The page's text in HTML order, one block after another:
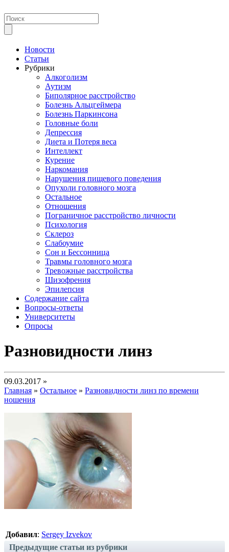
Новости
Статьи
Рубрики
Алкоголизм
Аутизм
Биполярное расстройство
Болезнь Альцгеймера
Болезнь Паркинсона
Головные боли
Депрессия
Диета и Потеря веса
Интеллект
Курение
Наркомания
Нарушения пищевого поведения
Опухоли головного мозга
Остальное
Отношения
Пограничное расстройство личности
Психология
Склероз
Слабоумие
Сон и Бессонница
Травмы головного мозга
Тревожные расстройства
Шизофрения
Эпилепсия
Содержание сайта
Вопросы-ответы
Университеты
Опросы
Разновидности линз
09.03.2017 »
Главная » Остальное » Разновидности линз по времени
ношения
Добавил: Sergey Izvekov
Предыдущие статьи из рубрики